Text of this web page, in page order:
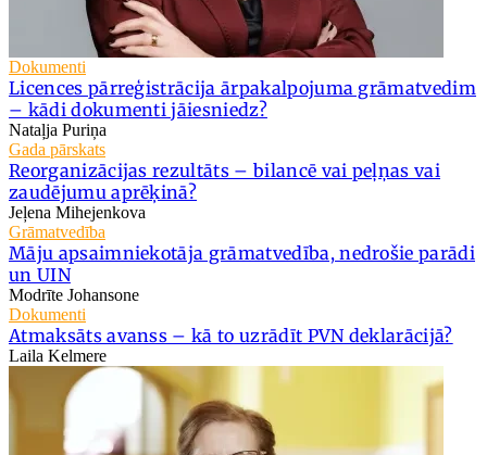
Dokumenti
Licences pārreģistrācija ārpakalpojuma grāmatvedim
– kādi dokumenti jāiesniedz?
Nataļja Puriņa
Gada pārskats
Reorganizācijas rezultāts – bilancē vai peļņas vai
zaudējumu aprēķinā?
Jeļena Mihejenkova
Grāmatvedība
Māju apsaimniekotāja grāmatvedība, nedrošie parādi
un UIN
Modrīte Johansone
Dokumenti
Atmaksāts avanss – kā to uzrādīt PVN deklarācijā?
Laila Kelmere